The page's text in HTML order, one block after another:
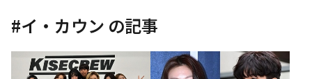
#イ・カウン の記事